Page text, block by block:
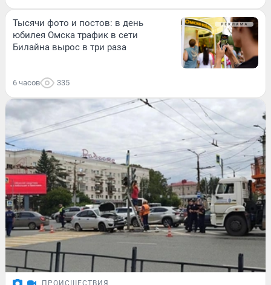
Тысячи фото и постов: в день
юбилея Омска трафик в сети
Билайна вырос в три раза
6 часов 335
ПРОИСШЕСТВИЯ